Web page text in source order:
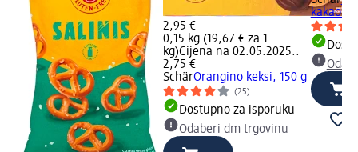
2,95 €
0,15 kg (19,67 € za 1
kg)Cijena na 02.05.2025.:
2,75 €
SchärOrangino keksi, 150 g
(25)
Dostupno za isporuku
Odaberi dm trgovinu
kakaom